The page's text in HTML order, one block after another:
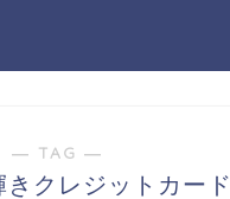
― TAG ―
クレジットカード